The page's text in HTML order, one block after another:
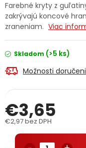
Doprava a platba
Kontakty
Reklamačný formulár
Farebné kryty z
zakrývajú koncové
zraneniam. Viac
Skladom (>5 ks)
Možnosti
€3,65
€2,97 bez DPH